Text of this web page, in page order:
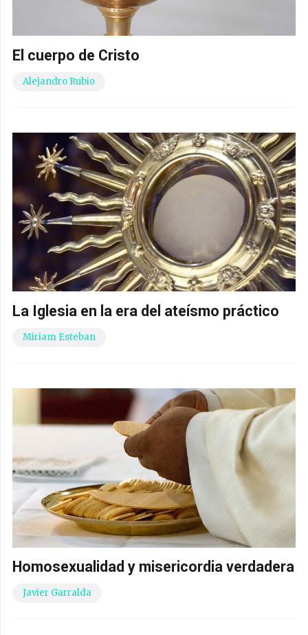
El cuerpo de Cristo
Alejandro Rubio
La Iglesia en la era del ateísmo práctico
Miriam Esteban
Homosexualidad y misericordia verdadera
Javier Garralda